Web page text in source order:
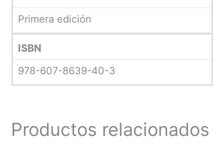
Primera edición
ISBN
978-607-8639-40-3
Productos relacionados